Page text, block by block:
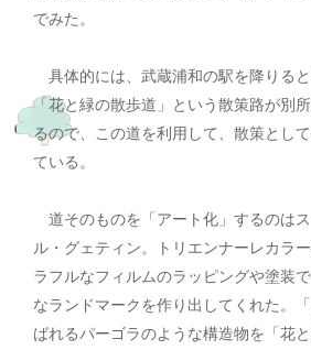
でみた。
具体的には、武蔵浦和の駅を降りる
「花と緑の散歩道」という散策路が別
るので、この道を利用して、散策とし
ている。
道そのものを「アート化」するのは
ル・グェティン。トリエンナーレカラ
ラフルなフィルムのラッピングや塗装
なランドマークを作り出してくれた。
ばれるパーゴラのような構造物を「花